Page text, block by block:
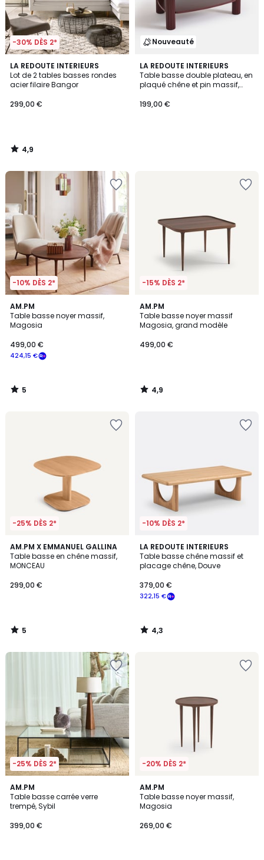
-30% DÈS 2*
LA REDOUTE INTERIEURS
Lot de 2 tables basses rondes
acier filaire Bangor
299,00 €
4,9
/ 5
4,9
/
Nouveauté
LA REDOUTE INTERIEURS
Table basse double plateau, en
plaqué chêne et pin massif,
199,00 €
-10% DÈS 2*
AM.PM
Table basse noyer massif,
Magosia
424,15 €
499,00 €
5
/
5
5
/
-15% DÈS 2*
AM.PM
Table basse noyer massif
Magosia, grand modèle
499,00 €
4,9
/ 5
4,9
/
-25% DÈS 2*
AM.PM X EMMANUEL GALLINA
Table basse en chêne massif,
MONCEAU
299,00 €
5
/
5
5
/
-10% DÈS 2*
LA REDOUTE INTERIEURS
Table basse chêne massif et
placage chêne, Douve
322,15 €
379,00 €
4,3
/ 5
4,3
/
-25% DÈS 2*
AM.PM
Table basse carrée verre
trempé, Sybil
399,00 €
4,7
/ 5
-20% DÈS 2*
AM.PM
Table basse noyer massif,
Magosia
269,00 €
4,6
/ 5